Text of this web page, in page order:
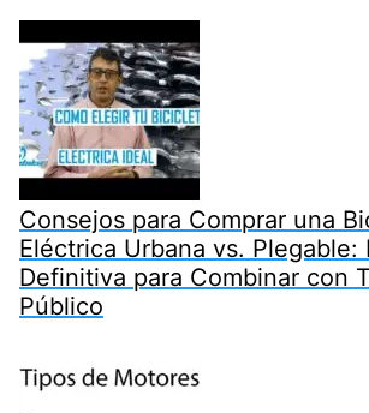
Consejos para Comprar una
Eléctrica Urbana vs. Plegable:
Definitiva para Combinar con
Público